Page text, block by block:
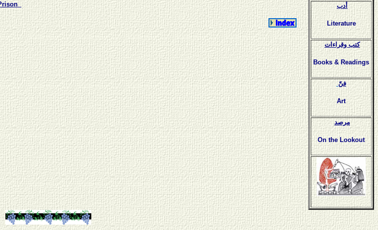
أدب
Literature
كتب وقراءات
Books & Readings
فنّ
Art
مرصد
On the Lookout